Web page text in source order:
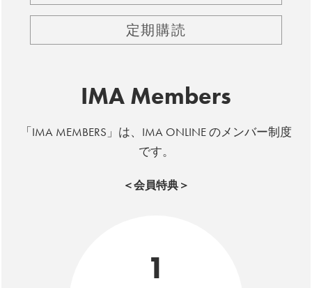
定期購読
IMA Members
「IMA MEMBERS」は、IMA ONLINE のメンバー制度
です。
＜会員特典＞
1